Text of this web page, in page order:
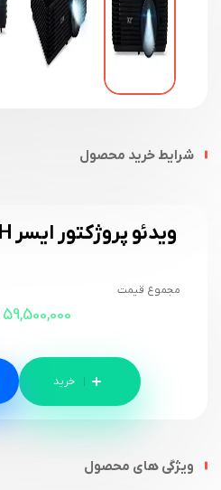
شرایط خرید محصول
ویدئو پروژکتور ایسر ACER X1128H
مجموع قیمت
59,500,000
ویژگی های محصول